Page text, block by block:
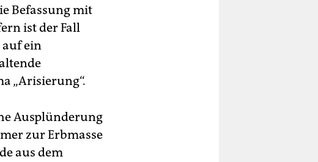
Befassung mit
ist der Fall
auf ein
„Arisierung“.
Ausplünderung
zur Erbmasse
aus dem